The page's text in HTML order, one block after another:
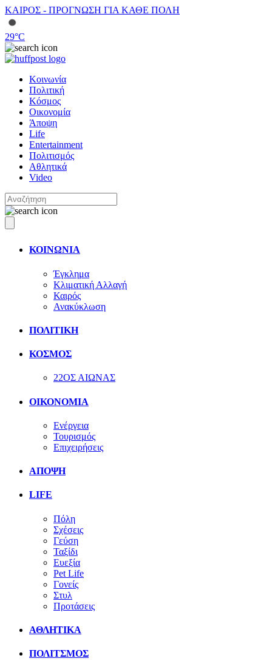
ΚΑΙΡΟΣ - ΠΡΟΓΝΩΣΗ ΓΙΑ ΚΑΘΕ ΠΟΛΗ
29°C
Κοινωνία
Πολιτική
Κόσμος
Οικονομία
Άποψη
Life
Entertainment
Πολιτισμός
Αθλητικά
Video
ΚΟΙΝΩΝΙΑ
Έγκλημα
Κλιματική Αλλαγή
Καιρός
Ανακύκλωση
ΠΟΛΙΤΙΚΗ
ΚΟΣΜΟΣ
22ΟΣ ΑΙΩΝΑΣ
ΟΙΚΟΝΟΜΙΑ
Ενέργεια
Τουρισμός
Επιχειρήσεις
ΑΠΟΨΗ
LIFE
Πόλη
Σχέσεις
Γεύση
Ταξίδι
Ευεξία
Pet Life
Γονείς
Στυλ
Προτάσεις
ΑΘΛΗΤΙΚΑ
ΠΟΛΙΤΣΜΟΣ